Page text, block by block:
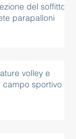
del soffitto
parapalloni
volley e
campo sportivo